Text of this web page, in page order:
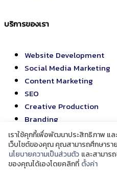
บริการของเรา
Website Development
Social Media Marketing
Content Marketing
SEO
Creative Production
Branding
Application Development
Training
Offline/Online Event
เราใช้คุกกี้เพื่อพัฒนาประสิทธิภาพ แ
เว็บไซต์ของคุณ คุณสามารถศึกษารา
นโยบายความเป็นส่วนตัว และสามาร
ของคุณได้เองโดยคลิกที่ ตั้งค่า